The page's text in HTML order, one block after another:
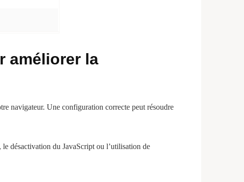
améliorer la
navigateur. Une configuration correcte peut résoudre
désactivation du JavaScript ou l’utilisation de